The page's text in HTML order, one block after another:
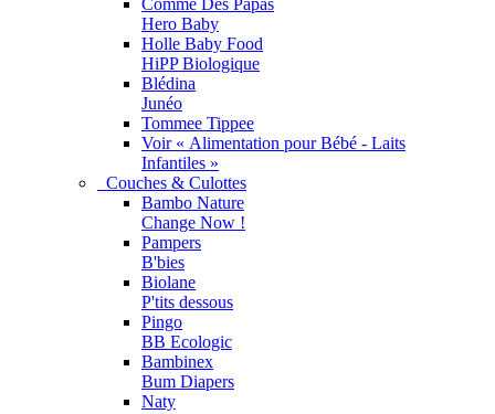
Comme Des Papas
Hero Baby
Holle Baby Food
HiPP Biologique
Blédina
Junéo
Tommee Tippee
Voir « Alimentation pour Bébé - Laits
Infantiles »
Couches & Culottes
Bambo Nature
Change Now !
Pampers
B'bies
Biolane
P'tits dessous
Pingo
BB Ecologic
Bambinex
Bum Diapers
Naty